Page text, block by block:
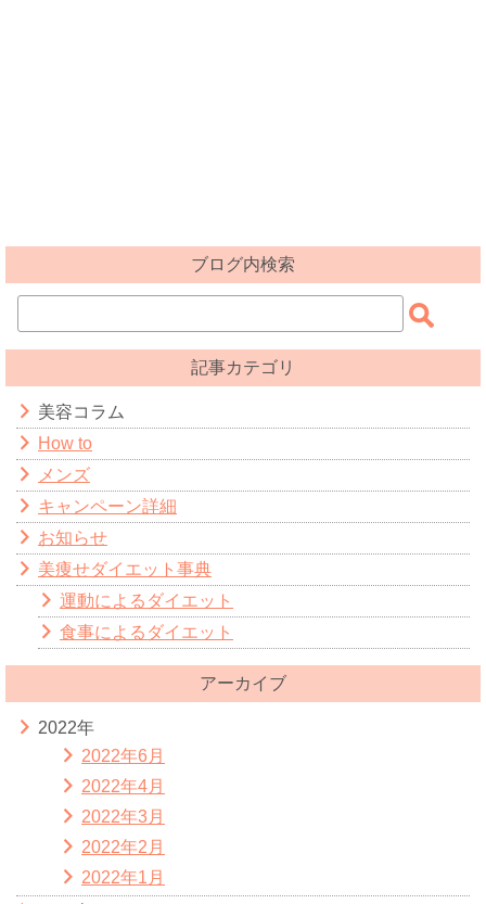
ブログ内検索
記事カテゴリ
美容コラム
How to
メンズ
キャンペーン詳細
お知らせ
美痩せダイエット事典
運動によるダイエット
食事によるダイエット
アーカイブ
2022年
2022年6月
2022年4月
2022年3月
2022年2月
2022年1月